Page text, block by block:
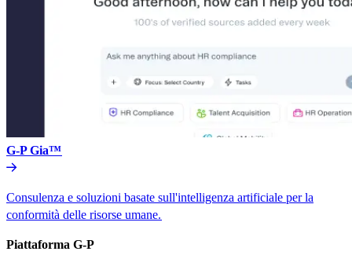
G-P Gia™​​
Consulenza e soluzioni basate sull'intelligenza artificiale per la
conformità delle risorse umane.​​
Piattaforma G-P​​